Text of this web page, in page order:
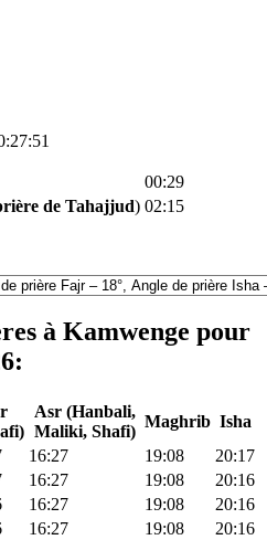
00:29
de Tahajjud) 02:15
à Kamwenge pour
Asr (Hanbali,
Maliki, Shafi)
Maghrib Isha
16:27 19:08
20:17
16:27 19:08
20:16
16:27 19:08
20:16
16:27 19:08
20:16